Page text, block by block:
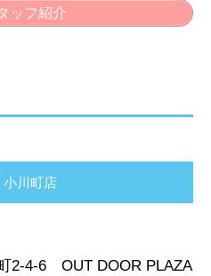
ッフ紹介
小川町店
2-4-6 OUT DOOR PLAZA